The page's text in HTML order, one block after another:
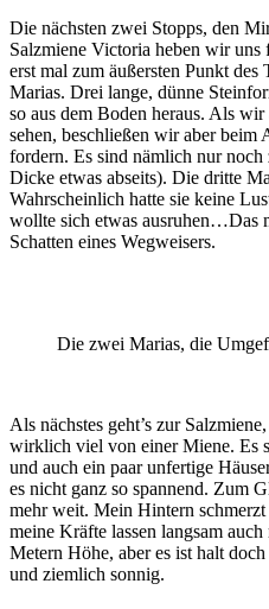
Die nächsten zwei Stopps, den
Salzmiene Victoria heben wir
erst mal zum äußersten Punkt
Marias. Drei lange, dünne
so aus dem Boden heraus. Als
sehen, beschließen wir aber beim
fordern. Es sind nämlich nur
Dicke etwas abseits). Die dritte
Wahrscheinlich hatte sie keine
wollte sich etwas ausruhen…Das
Schatten eines Wegweisers.
Die zwei Marias, die
Als nächstes geht’s zur
wirklich viel von einer Miene. Es
und auch ein paar unfertige
es nicht ganz so spannend. Zum
mehr weit. Mein Hintern
meine Kräfte lassen langsam
Metern Höhe, aber es ist halt
und ziemlich sonnig.